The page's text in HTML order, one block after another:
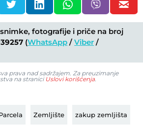
fotografije i priče na broj
(WhatsApp /Viber /
prava nad sadržajem. Za preuzimanje
na stranici Uslovi korišćenja.
Zemljište zakup zemljišta